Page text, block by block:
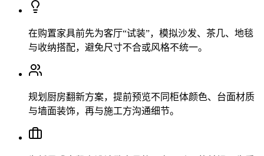
在购置家具前先为客厅“试装”，模拟沙发、茶几、地毯
与收纳搭配，避免尺寸不合或风格不统一。
规划厨房翻新方案，提前预览不同柜体颜色、台面材质
与墙面装饰，再与施工方沟通细节。